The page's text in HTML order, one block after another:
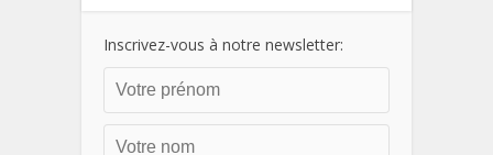
Inscrivez-vous à notre newsletter: